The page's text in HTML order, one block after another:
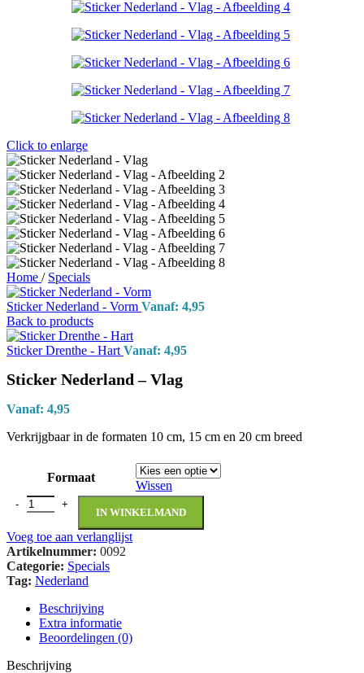
Click to enlarge
Home / Specials
Sticker Nederland - Vorm Vanaf: 4,95
Back to products
Sticker Drenthe - Hart Vanaf: 4,95
Sticker Nederland – Vlag
Vanaf: 4,95
Verkrijgbaar in de formaten 10 cm, 15 cm en 20 cm breed
Formaat
Wissen
IN WINKELMAND
Voeg toe aan verlanglijst
Artikelnummer: 0092
Categorie: Specials
Tag: Nederland
Beschrijving
Extra informatie
Beoordelingen (0)
Beschrijving